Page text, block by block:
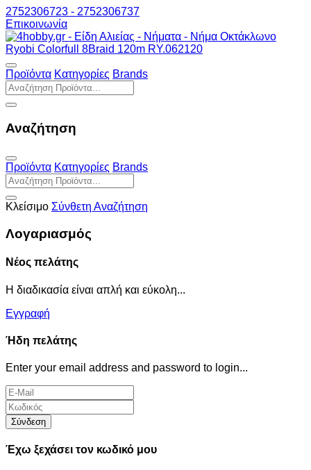
2752306723 - 2752306737
Επικοινωνία
Προϊόντα Κατηγορίες Brands
Αναζήτηση
Προϊόντα Κατηγορίες Brands
Κλείσιμο Σύνθετη Αναζήτηση
Λογαριασμός
Νέος πελάτης
Η διαδικασία είναι απλή και εύκολη...
Εγγραφή
Ήδη πελάτης
Enter your email address and password to login...
Σύνδεση
Έχω ξεχάσει τον κωδικό μου